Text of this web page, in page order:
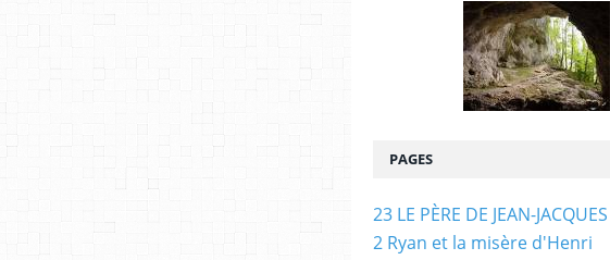
PAGES
23 LE PÈRE DE JEAN-JACQUES
2 Ryan et la misère d'Henri